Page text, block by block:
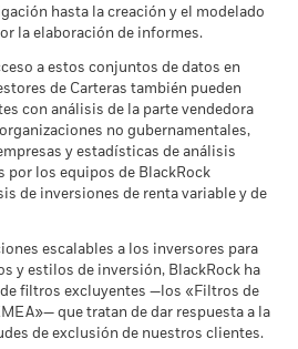
deducir los gastos corrientes.
de entrada/salida quedan
referencia a rentabilidades
no es un indicador fiable de
mercados podrían evolucionar de
el futuro. Puede ayudarle a evaluar
fondo en el pasado
tomando como base el Valor
que desatienda sus
importes debidos o de reembolso de
Una menor liquidez significa que
y vendedores es insuficiente para
o compre las inversiones con
Monetario diaria
BTCJ1Q0
puede recibir una vez deducidos los
medio cada año
puede recibir una vez deducidos los
medio cada año
medio cada año
puede recibir una vez deducidos los
medio cada año
lo que usted podría recibir en
0,00%
0,00%
el
0,00%
hasta la creación y el modelado
la elaboración de informes.
a estos conjuntos de datos en
de Carteras también pueden
con análisis de la parte vendedora
no gubernamentales,
y estadísticas de análisis
por los equipos de BlackRock
de inversiones de renta variable y de
escalables a los inversores para
y estilos de inversión, BlackRock ha
filtros excluyentes —los «Filtros de
que tratan de dar respuesta a la
de exclusión de nuestros clientes.